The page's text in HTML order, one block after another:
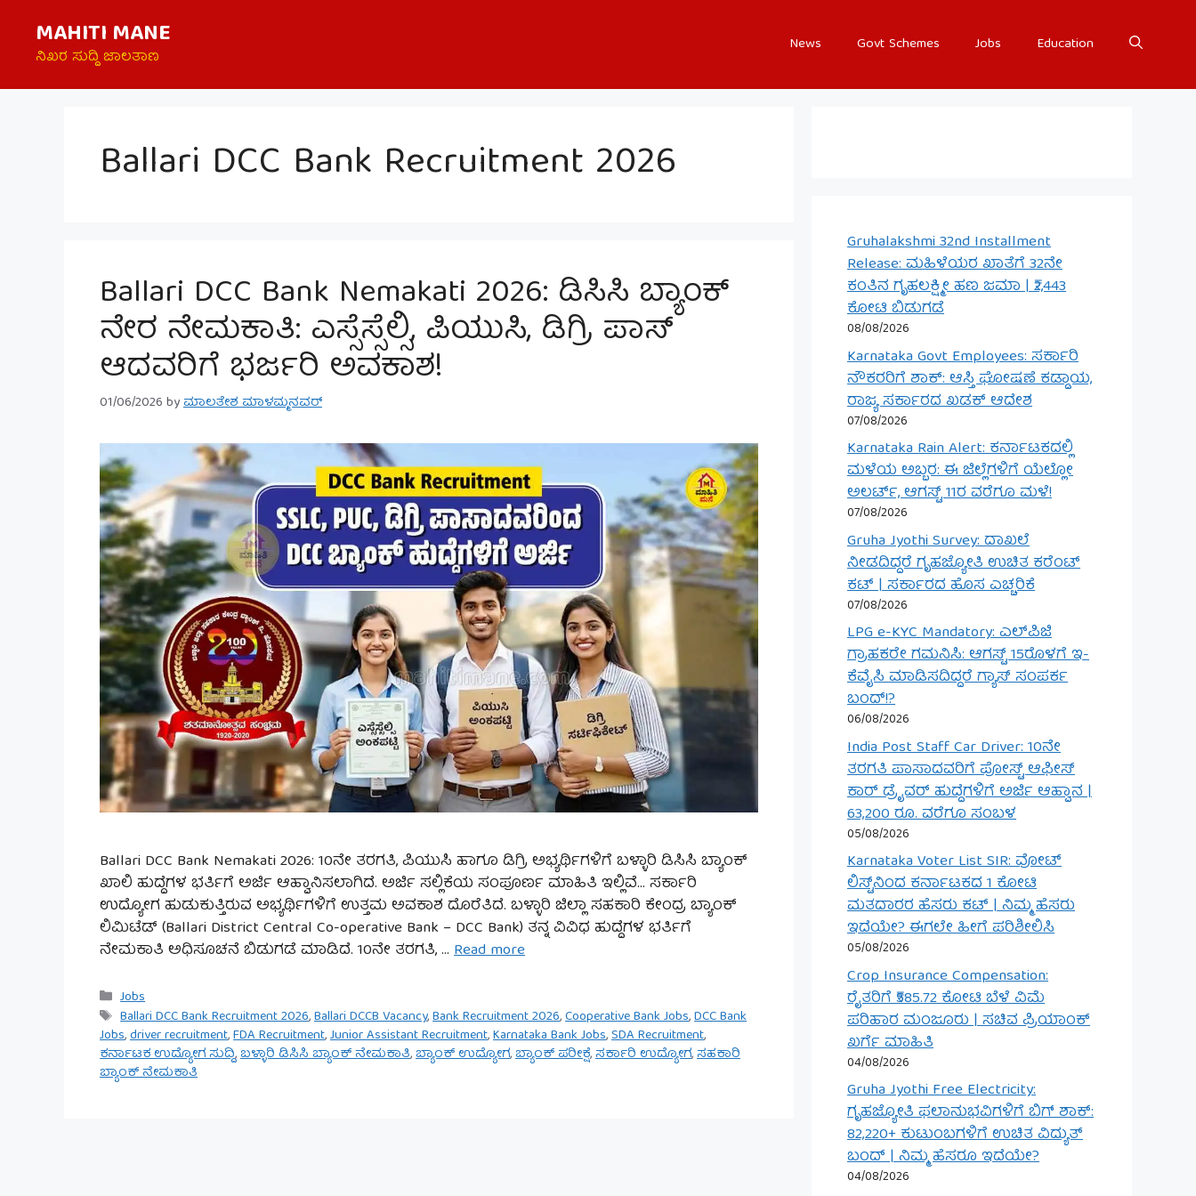
content
MAHITI MANE
ನಿಖರ ಸುದ್ದಿ ಜಾಲತಾಣ
News Govt Schemes Jobs Education
Ballari DCC Bank Recruitment 2026
Ballari DCC Bank Nemakati 2026: ಡಿಸಿಸಿ ಬ್ಯಾಂಕ್
ನೇರ ನೇಮಕಾತಿ: ಎಸ್ಸೆಸ್ಸೆಲ್ಸಿ, ಪಿಯುಸಿ, ಡಿಗ್ರಿ ಪಾಸ್
ಆದವರಿಗೆ ಭರ್ಜರಿ ಅವಕಾಶ!
01/06/2026byಮಾಲತೇಶ ಮಾಳಮ್ಮನವರ್
Ballari DCC Bank Nemakati 2026: 10ನೇ ತರಗತಿ, ಪಿಯುಸಿ ಹಾಗೂ ಡಿಗ್ರಿ ಅಭ್ಯರ್ಥಿಗಳಿಗೆ ಬಳ್ಳಾರಿ ಡಿಸಿಸಿ ಬ್ಯಾಂಕ್
ಖಾಲಿ ಹುದ್ದೆಗಳ ಭರ್ತಿಗೆ ಅರ್ಜಿ ಆಹ್ವಾನಿಸಲಾಗಿದೆ. ಅರ್ಜಿ ಸಲ್ಲಿಕೆಯ ಸಂಪೂರ್ಣ ಮಾಹಿತಿ ಇಲ್ಲಿವೆ… ಸರ್ಕಾರಿ
ಉದ್ಯೋಗ ಹುಡುಕುತ್ತಿರುವ ಅಭ್ಯರ್ಥಿಗಳಿಗೆ ಉತ್ತಮ ಅವಕಾಶ ದೊರೆತಿದೆ. ಬಳ್ಳಾರಿ ಜಿಲ್ಲಾ ಸಹಕಾರಿ ಕೇಂದ್ರ ಬ್ಯಾಂಕ್
ಲಿಮಿಟೆಡ್ (Ballari District Central Co-operative Bank – DCC Bank) ತನ್ನ ವಿವಿಧ ಹುದ್ದೆಗಳ ಭರ್ತಿಗೆ
ನೇಮಕಾತಿ ಅಧಿಸೂಚನೆ ಬಿಡುಗಡೆ ಮಾಡಿದೆ. 10ನೇ ತರಗತಿ, … Read more
Categories
Jobs
Tags
Ballari DCC Bank Recruitment 2026,Ballari DCCB Vacancy,Bank Recruitment 2026,Cooperative Bank Jobs,DCC Bank
Jobs,driver recruitment,FDA Recruitment,Junior Assistant Recruitment,Karnataka Bank Jobs,SDA Recruitment,
ಕರ್ನಾಟಕ ಉದ್ಯೋಗ ಸುದ್ದಿ,ಬಳ್ಳಾರಿ ಡಿಸಿಸಿ ಬ್ಯಾಂಕ್ ನೇಮಕಾತಿ,ಬ್ಯಾಂಕ್ ಉದ್ಯೋಗ,ಬ್ಯಾಂಕ್ ಪರೀಕ್ಷೆ,ಸರ್ಕಾರಿ ಉದ್ಯೋಗ,ಸಹಕಾರಿ
ಬ್ಯಾಂಕ್ ನೇಮಕಾತಿ
Gruhalakshmi 32nd Installment
Release: ಮಹಿಳೆಯರ ಖಾತೆಗೆ 32ನೇ
ಕಂತಿನ ಗೃಹಲಕ್ಷ್ಮೀ ಹಣ ಜಮಾ | ₹2,443
ಕೋಟಿ ಬಿಡುಗಡೆ
08/08/2026
Karnataka Govt Employees: ಸರ್ಕಾರಿ
ನೌಕರರಿಗೆ ಶಾಕ್: ಆಸ್ತಿ ಘೋಷಣೆ ಕಡ್ಡಾಯ,
ರಾಜ್ಯ ಸರ್ಕಾರದ ಖಡಕ್ ಆದೇಶ
07/08/2026
Karnataka Rain Alert: ಕರ್ನಾಟಕದಲ್ಲಿ
ಮಳೆಯ ಅಬ್ಬರ: ಈ ಜಿಲ್ಲೆಗಳಿಗೆ ಯೆಲ್ಲೋ
ಅಲರ್ಟ್, ಆಗಸ್ಟ್ 11ರ ವರೆಗೂ ಮಳೆ!
07/08/2026
Gruha Jyothi Survey: ದಾಖಲೆ
ನೀಡದಿದ್ದರೆ ಗೃಹಜ್ಯೋತಿ ಉಚಿತ ಕರೆಂಟ್
ಕಟ್ | ಸರ್ಕಾರದ ಹೊಸ ಎಚ್ಚರಿಕೆ
07/08/2026
LPG e-KYC Mandatory: ಎಲ್‌ಪಿಜಿ
ಗ್ರಾಹಕರೇ ಗಮನಿಸಿ: ಆಗಸ್ಟ್ 15ರೊಳಗೆ ಇ-
ಕೆವೈಸಿ ಮಾಡಿಸದಿದ್ದರೆ ಗ್ಯಾಸ್ ಸಂಪರ್ಕ
ಬಂದ್!?
06/08/2026
India Post Staff Car Driver: 10ನೇ
ತರಗತಿ ಪಾಸಾದವರಿಗೆ ಪೋಸ್ಟ್ ಆಫೀಸ್
ಕಾರ್ ಡ್ರೈವರ್ ಹುದ್ದೆಗಳಿಗೆ ಅರ್ಜಿ ಆಹ್ವಾನ |
63,200 ರೂ. ವರೆಗೂ ಸಂಬಳ
05/08/2026
Karnataka Voter List SIR: ವೋಟ್
ಲಿಸ್ಟ್‌ನಿಂದ ಕರ್ನಾಟಕದ 1 ಕೋಟಿ
ಮತದಾರರ ಹೆಸರು ಕಟ್ | ನಿಮ್ಮ ಹೆಸರು
ಇದೆಯೇ? ಈಗಲೇ ಹೀಗೆ ಪರಿಶೀಲಿಸಿ
05/08/2026
Crop Insurance Compensation:
ರೈತರಿಗೆ ₹585.72 ಕೋಟಿ ಬೆಳೆ ವಿಮೆ
ಪರಿಹಾರ ಮಂಜೂರು | ಸಚಿವ ಪ್ರಿಯಾಂಕ್
ಖರ್ಗೆ ಮಾಹಿತಿ
04/08/2026
Gruha Jyothi Free Electricity:
ಗೃಹಜ್ಯೋತಿ ಫಲಾನುಭವಿಗಳಿಗೆ ಬಿಗ್ ಶಾಕ್:
82,220+ ಕುಟುಂಬಗಳಿಗೆ ಉಚಿತ ವಿದ್ಯುತ್
ಬಂದ್ | ನಿಮ್ಮ ಹೆಸರೂ ಇದೆಯೇ?
04/08/2026